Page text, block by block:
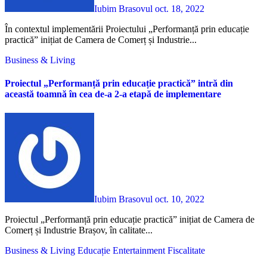
Iubim Brasovul oct. 18, 2022
În contextul implementării Proiectului „Performanță prin educație
practică” inițiat de Camera de Comerț și Industrie...
Business & Living
Proiectul „Performanță prin educație practică” intră din
această toamnă în cea de-a 2-a etapă de implementare
Iubim Brasovul oct. 10, 2022
Proiectul „Performanță prin educație practică” inițiat de Camera de
Comerț și Industrie Brașov, în calitate...
Business & Living Educație Entertainment Fiscalitate